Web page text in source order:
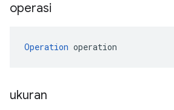
operasi
Operation operation
ukuran